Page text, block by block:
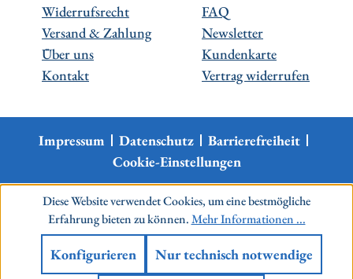
Widerrufsrecht
Versand & Zahlung
Über uns
Kontakt
FAQ
Newsletter
Kundenkarte
Vertrag widerrufen
Impressum Datenschutz
Barrierefreiheit
Cookie-Einstellungen
Diese Website verwendet Cookies, um eine bestmögliche
Erfahrung bieten zu können.Mehr Informationen ...
Nur technisch notwendige
Konfigurieren